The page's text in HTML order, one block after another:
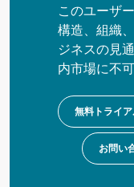
このユーザ
構造、組織
ジネスの見
内市場に不
無料トライ
お問い